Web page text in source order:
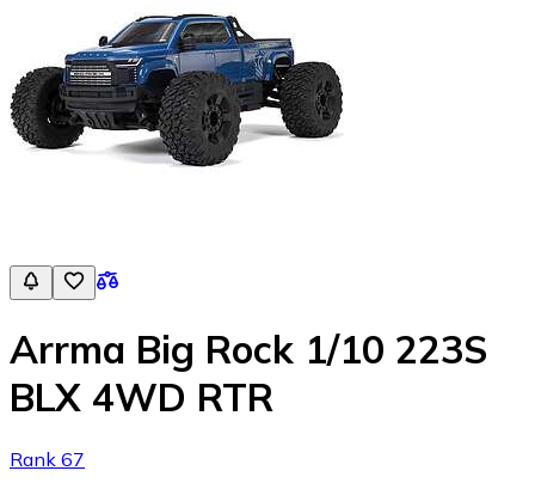
Arrma Big Rock 1/10 223S
BLX 4WD RTR
Rank 67